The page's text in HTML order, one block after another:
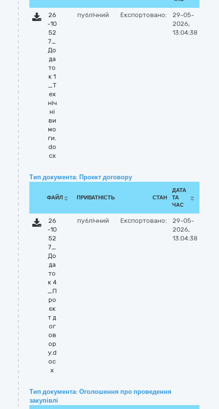
26
-10
52
7_
До
да
то
к 1
_Т
ех
ніч
ні
ви
мо
ги.
do
cx
публічний Експортовано:
29-05-
2026,
13:04:38
Тип документа: Проект договору
ФАЙЛ ПРИВАТНІСТЬ СТАН
ДАТА
ТА
ЧАС
26
-10
52
7_
До
да
то
к 4
_П
ро
єк
т д
ог
ов
ор
у.d
oc
x
публічний Експортовано:
29-05-
2026,
13:04:38
Тип документа: Оголошення про проведення
закупівлі